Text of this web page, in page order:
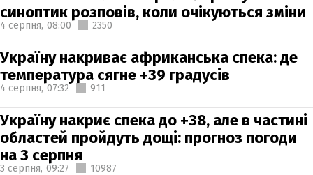
синоптик розповів, коли очікуються зміни
4 серпня, 08:00 2350
Україну накриває африканська спека: де
температура сягне +39 градусів
4 серпня, 07:32 911
Україну накриє спека до +38, але в частині
областей пройдуть дощі: прогноз погоди
на 3 серпня
3 серпня, 09:27 10987